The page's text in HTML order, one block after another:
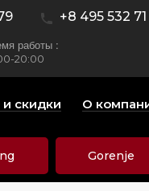
+8 495 532
работы :
20:00
скидки О
Gorenje